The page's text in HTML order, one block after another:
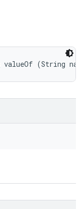
valueOf (String